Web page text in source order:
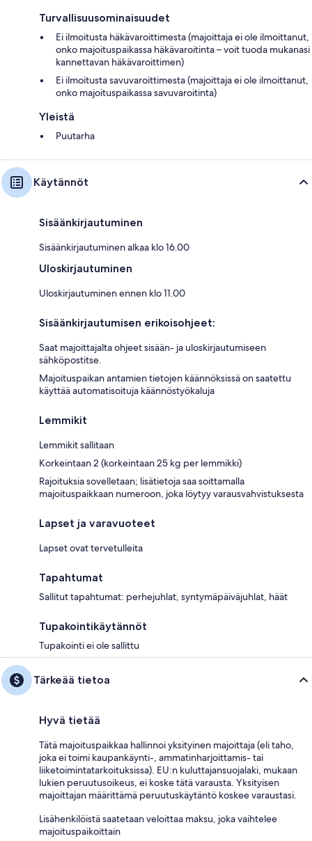
Turvallisuusominaisuudet
Ei ilmoitusta häkävaroittimesta (majoittaja ei ole ilmoittanut,
onko majoituspaikassa häkävaroitinta – voit tuoda mukanasi
kannettavan häkävaroittimen)
Ei ilmoitusta savuvaroittimesta (majoittaja ei ole ilmoittanut,
onko majoituspaikassa savuvaroitinta)
Yleistä
Puutarha
Käytännöt
Sisäänkirjautuminen
Sisäänkirjautuminen alkaa klo 16.00
Uloskirjautuminen
Uloskirjautuminen ennen klo 11.00
Sisäänkirjautumisen erikoisohjeet:
Saat majoittajalta ohjeet sisään- ja uloskirjautumiseen
sähköpostitse.
Majoituspaikan antamien tietojen käännöksissä on saatettu
käyttää automatisoituja käännöstyökaluja
Lemmikit
Lemmikit sallitaan
Korkeintaan 2 (korkeintaan 25 kg per lemmikki)
Rajoituksia sovelletaan; lisätietoja saa soittamalla
majoituspaikkaan numeroon, joka löytyy varausvahvistuksesta
Lapset ja varavuoteet
Lapset ovat tervetulleita
Tapahtumat
Sallitut tapahtumat: perhejuhlat, syntymäpäiväjuhlat, häät
Tupakointikäytännöt
Tupakointi ei ole sallittu
Tärkeää tietoa
Hyvä tietää
Tätä majoituspaikkaa hallinnoi yksityinen majoittaja (eli taho,
joka ei toimi kaupankäynti-, ammatinharjoittamis- tai
liiketoimintatarkoituksissa). EU:n kuluttajansuojalaki, mukaan
lukien peruutusoikeus, ei koske tätä varausta. Yksityisen
majoittajan määrittämä peruutuskäytäntö koskee varaustasi.
Lisähenkilöistä saatetaan veloittaa maksu, joka vaihtelee
majoituspaikoittain